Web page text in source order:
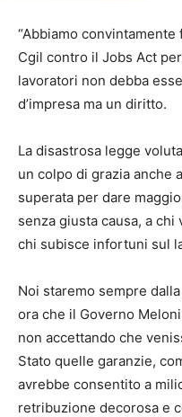
“Abbiamo
Cgil contro il Jobs Act
lavoratori non debba
d’impresa ma un diritto.
La disastrosa legge
un colpo di grazia anche
superata per dare
senza giusta causa, a
chi subisce infortuni sul
Noi staremo sempre
ora che il Governo
non accettando che
Stato quelle garanzie,
avrebbe consentito a
retribuzione decorosa e